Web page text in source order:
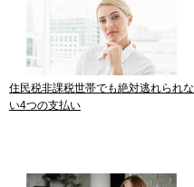
住民税非課税世帯でも絶対逃れられな
い4つの支払い